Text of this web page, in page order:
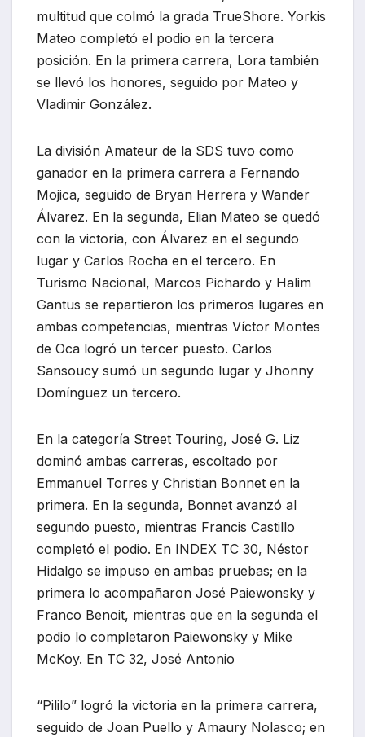
multitud que colmó la grada TrueShore. Yorkis
Mateo completó el podio en la tercera
posición. En la primera carrera, Lora también
se llevó los honores, seguido por Mateo y
Vladimir González.
La división Amateur de la SDS tuvo como
ganador en la primera carrera a Fernando
Mojica, seguido de Bryan Herrera y Wander
Álvarez. En la segunda, Elian Mateo se quedó
con la victoria, con Álvarez en el segundo
lugar y Carlos Rocha en el tercero. En
Turismo Nacional, Marcos Pichardo y Halim
Gantus se repartieron los primeros lugares en
ambas competencias, mientras Víctor Montes
de Oca logró un tercer puesto. Carlos
Sansoucy sumó un segundo lugar y Jhonny
Domínguez un tercero.
En la categoría Street Touring, José G. Liz
dominó ambas carreras, escoltado por
Emmanuel Torres y Christian Bonnet en la
primera. En la segunda, Bonnet avanzó al
segundo puesto, mientras Francis Castillo
completó el podio. En INDEX TC 30, Néstor
Hidalgo se impuso en ambas pruebas; en la
primera lo acompañaron José Paiewonsky y
Franco Benoit, mientras que en la segunda el
podio lo completaron Paiewonsky y Mike
McKoy. En TC 32, José Antonio
“Pililo” logró la victoria en la primera carrera,
seguido de Joan Puello y Amaury Nolasco; en